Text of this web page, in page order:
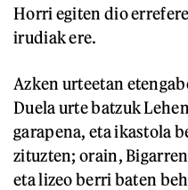
Horri egiten dio
irudiak ere.
Azken urteetan
Duela urte batzuk
garapena, eta ikastola
zituzten; orain,
eta lizeo berri baten